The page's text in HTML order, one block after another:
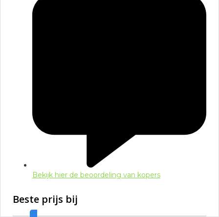
Bekijk hier de beoordeling van kopers
Beste prijs bij